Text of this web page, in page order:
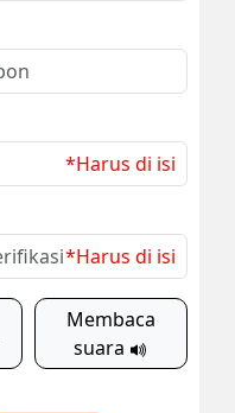
*Harus di isi
*Harus di isi
Membaca
suara